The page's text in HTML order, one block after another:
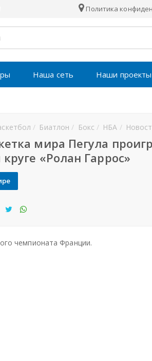
Политика
Наша сеть Наши проекты
Биатлон Бокс НБА
мира Пегула
«Ролан Гаррос»
тьс тьс
чемпионата Франции.